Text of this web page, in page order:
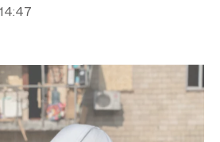
тижня.
назвали це трагедією.
прав людини в
повідомляє, що лише
ракет по
та Одеській областях